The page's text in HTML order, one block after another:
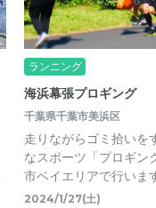
ランニング
海浜幕張プロギング
千葉県千葉市美浜区
走りながらゴミ拾いを
なスポーツ「プロギン
市ベイエリアで行いま
2024/1/27(土)